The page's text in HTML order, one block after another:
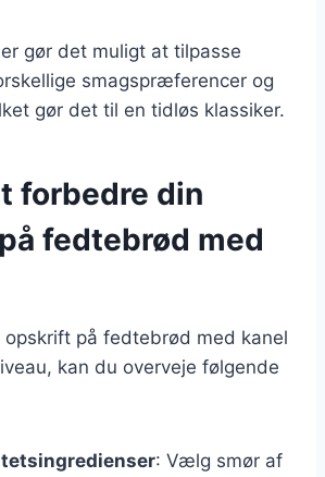
gør det muligt at tilpasse
smagspræferencer og
gør det til en tidløs klassiker.
forbedre din
fedtebrød med
opskrift på fedtebrød med kanel
kan du overveje følgende
: Vælg smør af